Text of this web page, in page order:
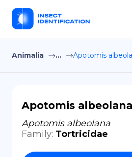
Terms of
Privacy
Animalia ... Apotomis
Apotomis albeolana
Apotomis albeolana
Family: Tortricidae